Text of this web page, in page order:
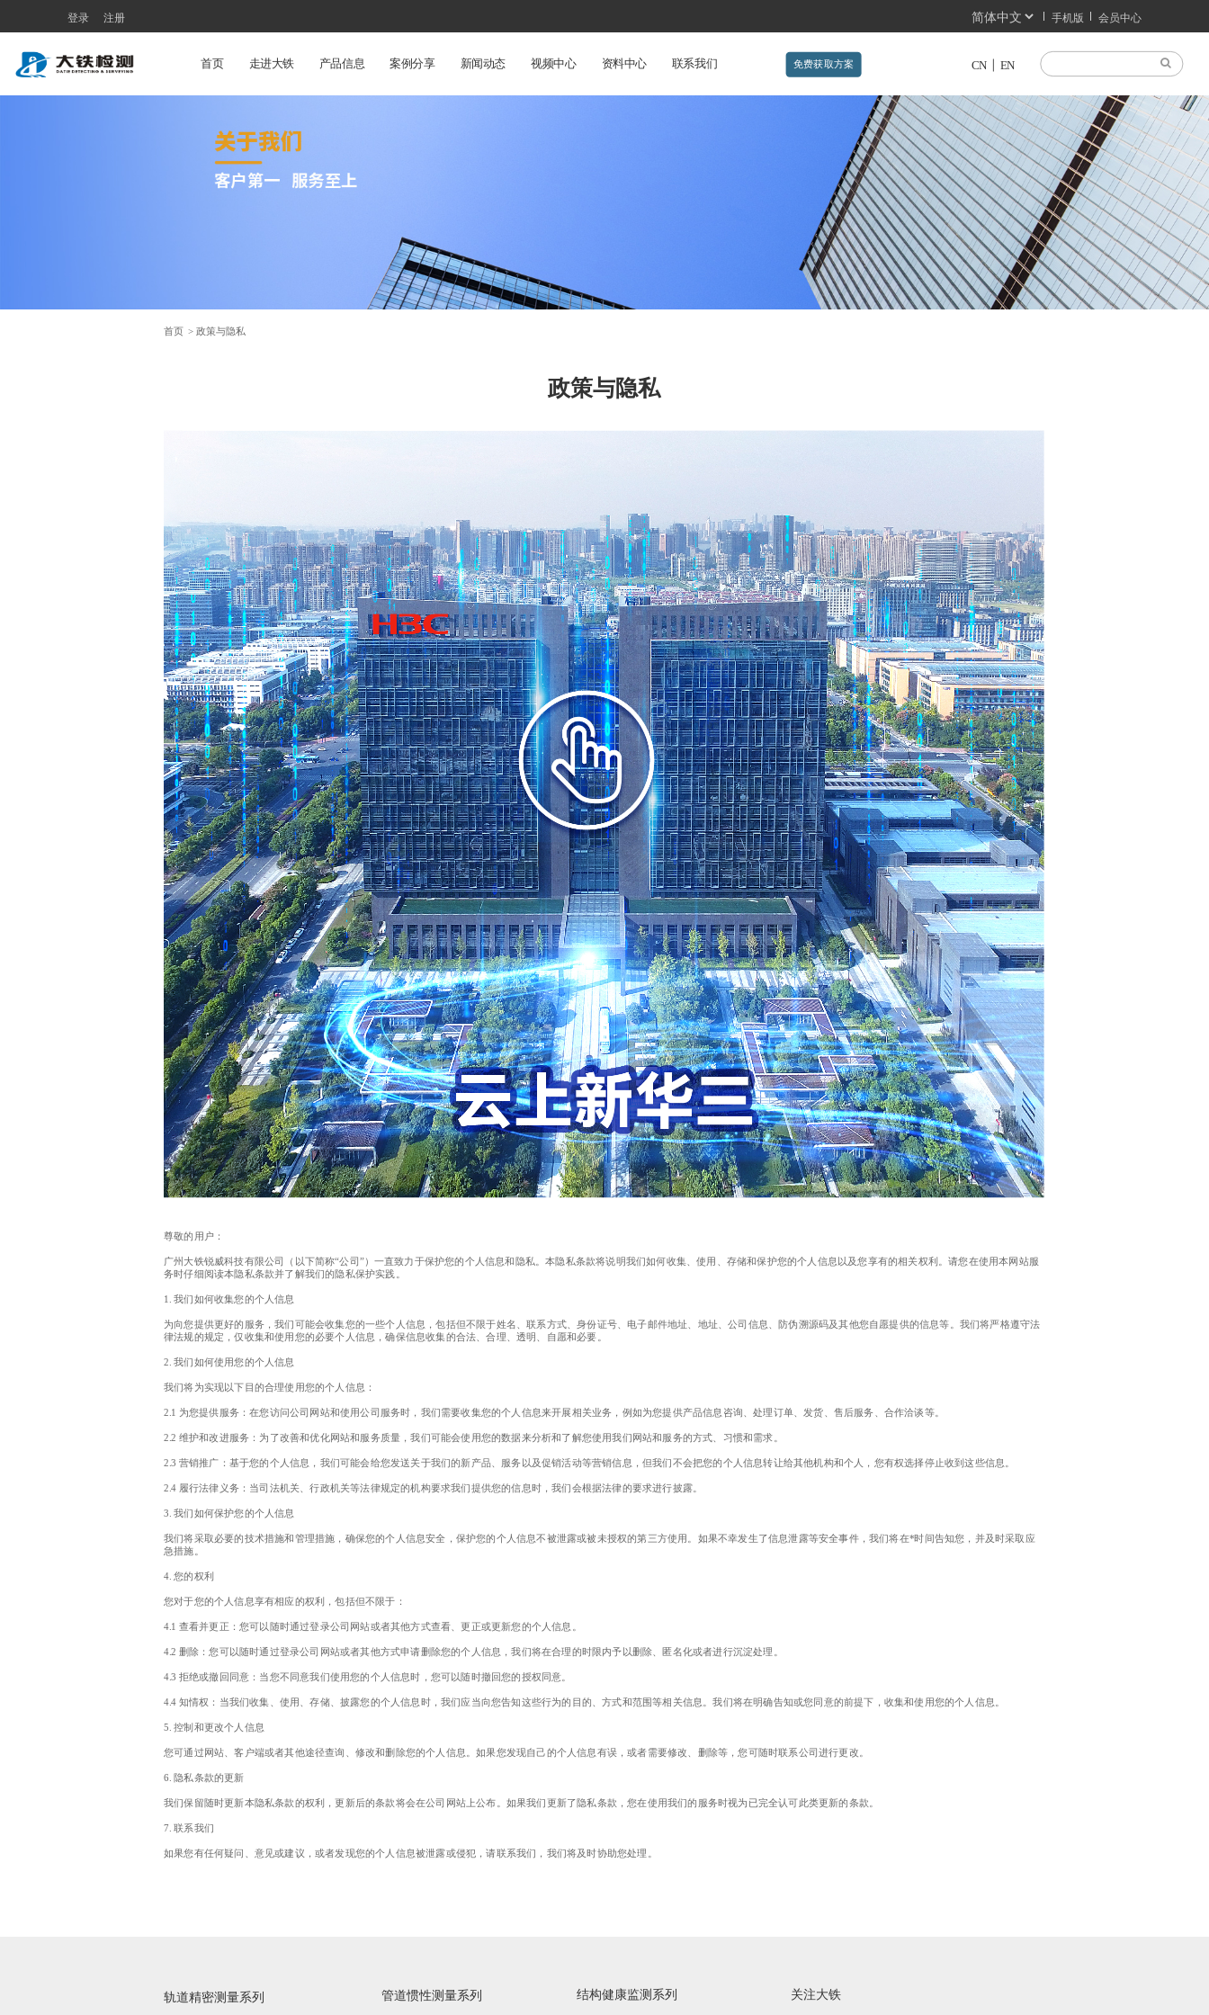
登录 注册 手机版 会员中心
首页 走进大铁 产品信息 案例分享 新闻动态 视频中心 资料中心 联系我们 CN EN
免费获取方案
首页 > 政策与隐私
政策与隐私
尊敬的用户：
广州大铁锐威科技有限公司（以下简称“公司”）一直致力于保护您的个人信息和隐私。本隐私条款将说明我们如何收集、使用、存储和保护您的个人信息以及您享有的相关权利。请您在使用本网站服
务时仔细阅读本隐私条款并了解我们的隐私保护实践。
1. 我们如何收集您的个人信息
为向您提供更好的服务，我们可能会收集您的一些个人信息，包括但不限于姓名、联系方式、身份证号、电子邮件地址、地址、公司信息、防伪溯源码及其他您自愿提供的信息等。我们将严格遵守法
律法规的规定，仅收集和使用您的必要个人信息，确保信息收集的合法、合理、透明、自愿和必要。
2. 我们如何使用您的个人信息
我们将为实现以下目的合理使用您的个人信息：
2.1 为您提供服务：在您访问公司网站和使用公司服务时，我们需要收集您的个人信息来开展相关业务，例如为您提供产品信息咨询、处理订单、发货、售后服务、合作洽谈等。
2.2 维护和改进服务：为了改善和优化网站和服务质量，我们可能会使用您的数据来分析和了解您使用我们网站和服务的方式、习惯和需求。
2.3 营销推广：基于您的个人信息，我们可能会给您发送关于我们的新产品、服务以及促销活动等营销信息，但我们不会把您的个人信息转让给其他机构和个人，您有权选择停止收到这些信息。
2.4 履行法律义务：当司法机关、行政机关等法律规定的机构要求我们提供您的信息时，我们会根据法律的要求进行披露。
3. 我们如何保护您的个人信息
我们将采取必要的技术措施和管理措施，确保您的个人信息安全，保护您的个人信息不被泄露或被未授权的第三方使用。如果不幸发生了信息泄露等安全事件，我们将在*时间告知您，并及时采取应
急措施。
4. 您的权利
您对于您的个人信息享有相应的权利，包括但不限于：
4.1 查看并更正：您可以随时通过登录公司网站或者其他方式查看、更正或更新您的个人信息。
4.2 删除：您可以随时通过登录公司网站或者其他方式申请删除您的个人信息，我们将在合理的时限内予以删除、匿名化或者进行沉淀处理。
4.3 拒绝或撤回同意：当您不同意我们使用您的个人信息时，您可以随时撤回您的授权同意。
4.4 知情权：当我们收集、使用、存储、披露您的个人信息时，我们应当向您告知这些行为的目的、方式和范围等相关信息。我们将在明确告知或您同意的前提下，收集和使用您的个人信息。
5. 控制和更改个人信息
您可通过网站、客户端或者其他途径查询、修改和删除您的个人信息。如果您发现自己的个人信息有误，或者需要修改、删除等，您可随时联系公司进行更改。
6. 隐私条款的更新
我们保留随时更新本隐私条款的权利，更新后的条款将会在公司网站上公布。如果我们更新了隐私条款，您在使用我们的服务时视为已完全认可此类更新的条款。
7. 联系我们
如果您有任何疑问、意见或建议，或者发现您的个人信息被泄露或侵犯，请联系我们，我们将及时协助您处理。
轨道精密测量系列 管道惯性测量系列 结构健康监测系列 关注大铁